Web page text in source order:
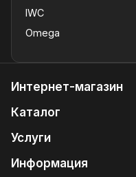
IWC
Omega
Интернет-магазин
Каталог
Услуги
Информация